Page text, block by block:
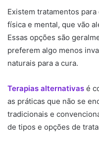
Existem tratamentos
física e mental, que vão
Essas opções são
preferem algo menos
naturais para a cura.
Terapias alternativas é
as práticas que não se
tradicionais e
de tipos e opções de